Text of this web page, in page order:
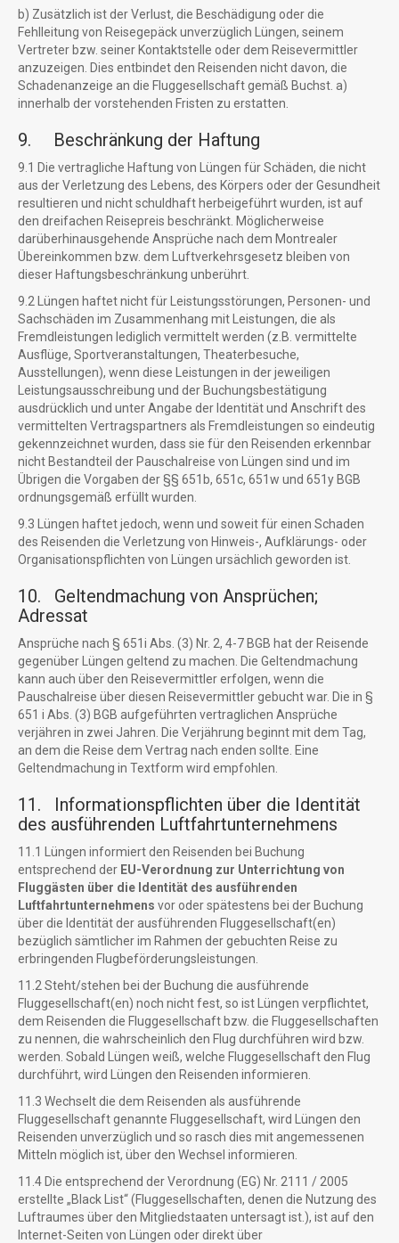
b) Zusätzlich ist der Verlust, die Beschädigung oder die
Fehlleitung von Reisegepäck unverzüglich Lüngen, seinem
Vertreter bzw. seiner Kontaktstelle oder dem Reisevermittler
anzuzeigen. Dies entbindet den Reisenden nicht davon, die
Schadenanzeige an die Fluggesellschaft gemäß Buchst. a)
innerhalb der vorstehenden Fristen zu erstatten.
9. Beschränkung der Haftung
9.1 Die vertragliche Haftung von Lüngen für Schäden, die nicht
aus der Verletzung des Lebens, des Körpers oder der Gesundheit
resultieren und nicht schuldhaft herbeigeführt wurden, ist auf
den dreifachen Reisepreis beschränkt. Möglicherweise
darüberhinausgehende Ansprüche nach dem Montrealer
Übereinkommen bzw. dem Luftverkehrsgesetz bleiben von
dieser Haftungsbeschränkung unberührt.
9.2 Lüngen haftet nicht für Leistungsstörungen, Personen- und
Sachschäden im Zusammenhang mit Leistungen, die als
Fremdleistungen lediglich vermittelt werden (z.B. vermittelte
Ausflüge, Sportveranstaltungen, Theaterbesuche,
Ausstellungen), wenn diese Leistungen in der jeweiligen
Leistungsausschreibung und der Buchungsbestätigung
ausdrücklich und unter Angabe der Identität und Anschrift des
vermittelten Vertragspartners als Fremdleistungen so eindeutig
gekennzeichnet wurden, dass sie für den Reisenden erkennbar
nicht Bestandteil der Pauschalreise von Lüngen sind und im
Übrigen die Vorgaben der §§ 651b, 651c, 651w und 651y BGB
ordnungsgemäß erfüllt wurden.
9.3 Lüngen haftet jedoch, wenn und soweit für einen Schaden
des Reisenden die Verletzung von Hinweis-, Aufklärungs- oder
Organisationspflichten von Lüngen ursächlich geworden ist.
10. Geltendmachung von Ansprüchen;
Adressat
Ansprüche nach § 651i Abs. (3) Nr. 2, 4-7 BGB hat der Reisende
gegenüber Lüngen geltend zu machen. Die Geltendmachung
kann auch über den Reisevermittler erfolgen, wenn die
Pauschalreise über diesen Reisevermittler gebucht war. Die in §
651 i Abs. (3) BGB aufgeführten vertraglichen Ansprüche
verjähren in zwei Jahren. Die Verjährung beginnt mit dem Tag,
an dem die Reise dem Vertrag nach enden sollte. Eine
Geltendmachung in Textform wird empfohlen.
11. Informationspflichten über die Identität
des ausführenden Luftfahrtunternehmens
11.1 Lüngen informiert den Reisenden bei Buchung
entsprechend der EU-Verordnung zur Unterrichtung von
Fluggästen über die Identität des ausführenden
Luftfahrtunternehmens vor oder spätestens bei der Buchung
über die Identität der ausführenden Fluggesellschaft(en)
bezüglich sämtlicher im Rahmen der gebuchten Reise zu
erbringenden Flugbeförderungsleistungen.
11.2 Steht/stehen bei der Buchung die ausführende
Fluggesellschaft(en) noch nicht fest, so ist Lüngen verpflichtet,
dem Reisenden die Fluggesellschaft bzw. die Fluggesellschaften
zu nennen, die wahrscheinlich den Flug durchführen wird bzw.
werden. Sobald Lüngen weiß, welche Fluggesellschaft den Flug
durchführt, wird Lüngen den Reisenden informieren.
11.3 Wechselt die dem Reisenden als ausführende
Fluggesellschaft genannte Fluggesellschaft, wird Lüngen den
Reisenden unverzüglich und so rasch dies mit angemessenen
Mitteln möglich ist, über den Wechsel informieren.
11.4 Die entsprechend der Verordnung (EG) Nr. 2111 / 2005
erstellte „Black List“ (Fluggesellschaften, denen die Nutzung des
Luftraumes über den Mitgliedstaaten untersagt ist.), ist auf den
Internet-Seiten von Lüngen oder direkt über